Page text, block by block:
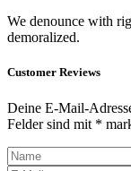
We denounce with
demoralized.
Customer Reviews
Deine E-Mail-
Felder sind mit *